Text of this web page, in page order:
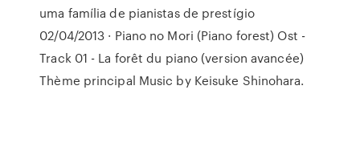
uma família de pianistas de prestígio
02/04/2013 · Piano no Mori (Piano forest) Ost -
Track 01 - La forêt du piano (version avancée)
Thème principal Music by Keisuke Shinohara.